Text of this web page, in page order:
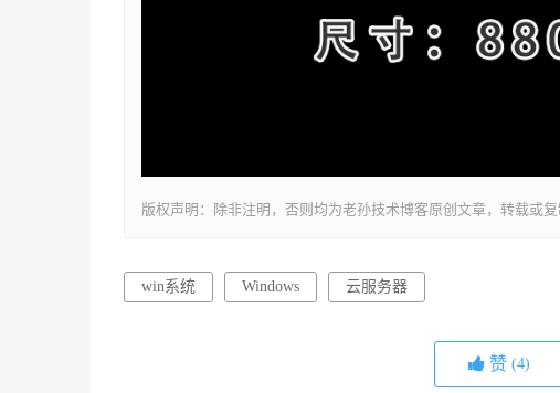
版权声明：除非注明，否则均为老孙技术博客原创文章，转载或复
win系统 Windows 云服务器
赞 (4)